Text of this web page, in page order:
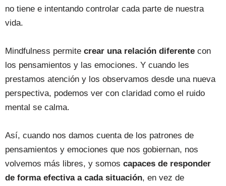
no tiene e intentando controlar cada parte de nuestra
vida.
Mindfulness permite crear una relación diferente con
los pensamientos y las emociones. Y cuando les
prestamos atención y los observamos desde una nueva
perspectiva, podemos ver con claridad como el ruido
mental se calma.
Así, cuando nos damos cuenta de los patrones de
pensamientos y emociones que nos gobiernan, nos
volvemos más libres, y somos capaces de responder
de forma efectiva a cada situación, en vez de